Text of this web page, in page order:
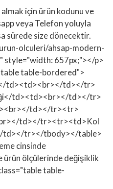
için ürün kodunu ve
veya Telefon yoluyla
sürede size dönecektir.
olculeri/ahsap-modern-
style="width: 657px;"></p>
table-bordered">
td><td><br></td></tr>
td><td><br></td></tr>
td></tr><tr>
td></tr><tr><td>Kol
td></tr></tbody></table>
cinsinde
ürün ölçülerinde değişiklik
table-